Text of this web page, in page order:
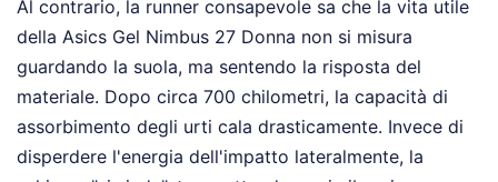
Al contrario, la runner consapevole sa che la vita utile
della Asics Gel Nimbus 27 Donna non si misura
guardando la suola, ma sentendo la risposta del
materiale. Dopo circa 700 chilometri, la capacità di
assorbimento degli urti cala drasticamente. Invece di
disperdere l'energia dell'impatto lateralmente, la